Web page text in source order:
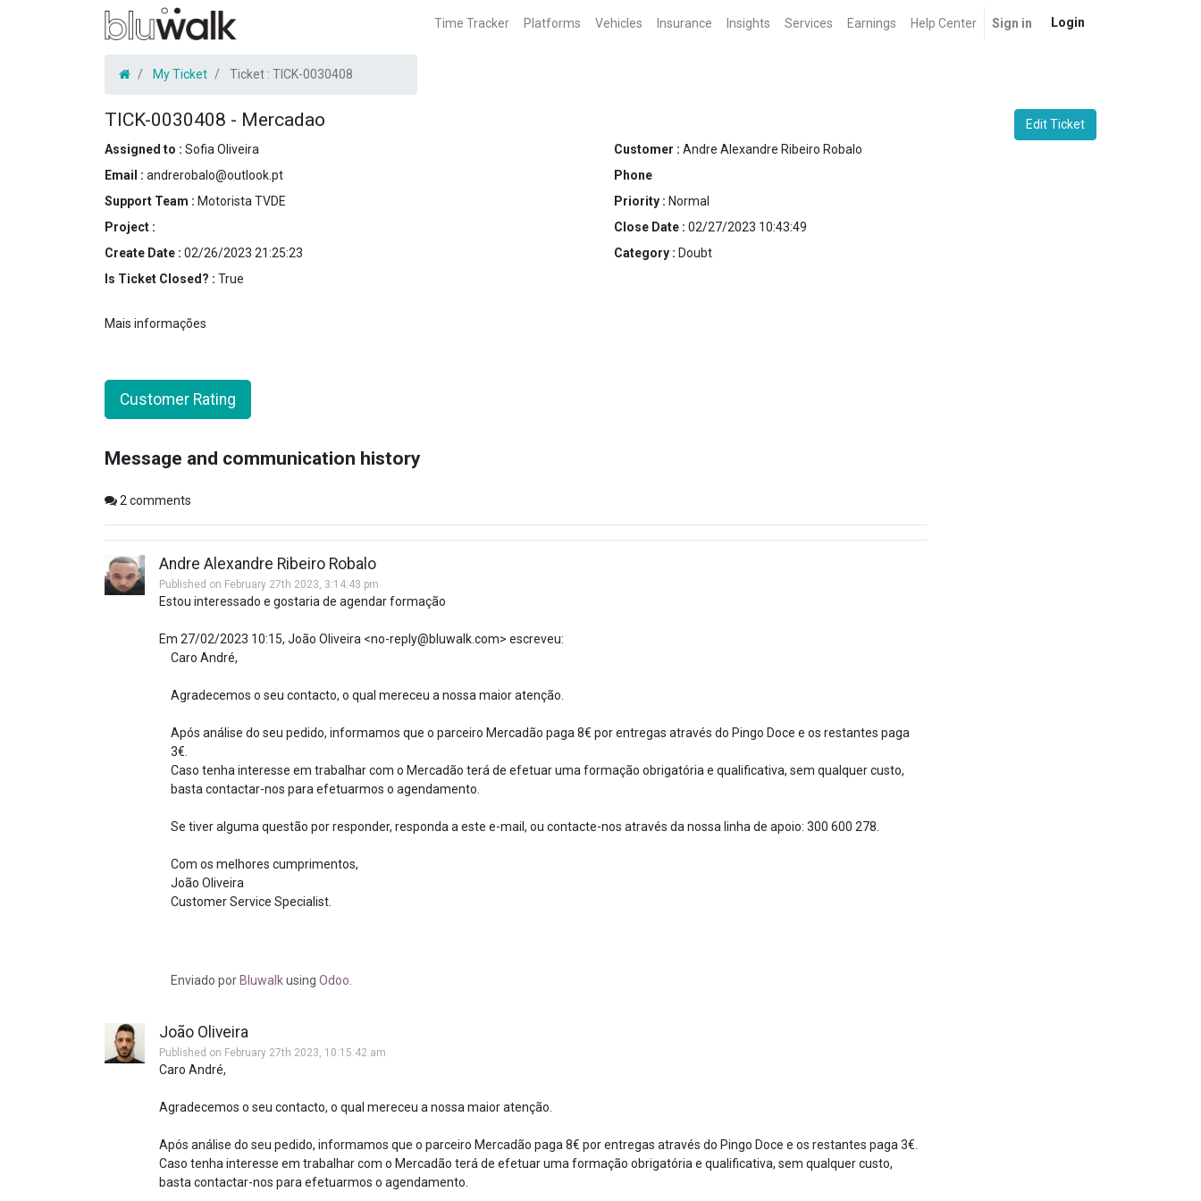
Time Tracker Platforms Vehicles Insurance Insights Services Earnings Help Center Sign in Login
My Ticket Ticket : TICK-0030408
TICK-0030408 - Mercadao
Edit Ticket
Assigned to : Sofia Oliveira
Email : andrerobalo@outlook.pt
Support Team : Motorista TVDE
Project :
Create Date : 02/26/2023 21:25:23
Is Ticket Closed? : True
Customer : Andre Alexandre Ribeiro Robalo
Phone
Priority : Normal
Close Date : 02/27/2023 10:43:49
Category : Doubt
Mais informações
Customer Rating
Message and communication history
2 comments
Andre Alexandre Ribeiro Robalo
Published on February 27th 2023, 3:14:43 pm
Estou interessado e gostaria de agendar formação
Em 27/02/2023 10:15, João Oliveira <no-reply@bluwalk.com> escreveu:
Caro André,
Agradecemos o seu contacto, o qual mereceu a nossa maior atenção.
Após análise do seu pedido, informamos que o parceiro Mercadão paga 8€ por entregas através do Pingo Doce e os restantes paga
3€.
Caso tenha interesse em trabalhar com o Mercadão terá de efetuar uma formação obrigatória e qualificativa, sem qualquer custo,
basta contactar-nos para efetuarmos o agendamento.
Se tiver alguma questão por responder, responda a este e-mail, ou contacte-nos através da nossa linha de apoio: 300 600 278.
Com os melhores cumprimentos,
João Oliveira
Customer Service Specialist.
Enviado por BluwalkusingOdoo
João Oliveira
Published on February 27th 2023, 10:15:42 am
Caro André,
Agradecemos o seu contacto, o qual mereceu a nossa maior atenção.
Após análise do seu pedido, informamos que o parceiro Mercadão paga 8€ por entregas através do Pingo Doce e os restantes paga 3€.
Caso tenha interesse em trabalhar com o Mercadão terá de efetuar uma formação obrigatória e qualificativa, sem qualquer custo,
basta contactar-nos para efetuarmos o agendamento.